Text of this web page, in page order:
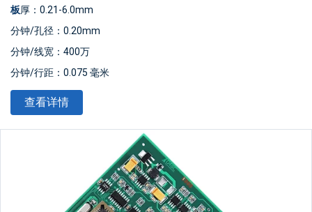
板厚：0.21-6.0mm
分钟/孔径：0.20mm
分钟/线宽：400万
分钟/行距：0.075 毫米
表面处理：喷锡/金钻/
板材尺寸：最小10*15mm，最大508*889mm
-A-610 D/IPC-III标准
证书：ISO9001/ CE/ TUV/ ROHS
查看详情